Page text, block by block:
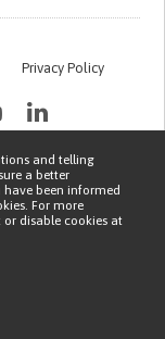
Privacy Policy
and telling
a better
been informed
For more
disable cookies at